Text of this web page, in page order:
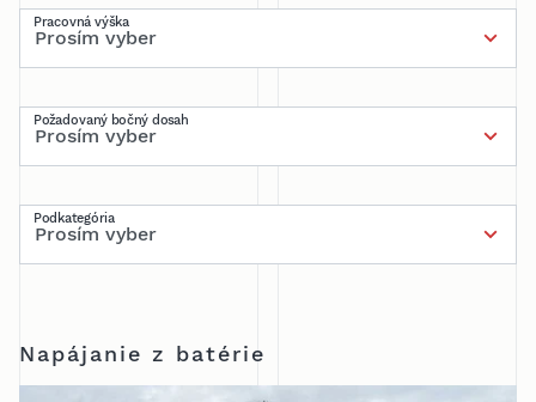
Pracovná výška
Požadovaný bočný dosah
Podkategória
Napájanie z batérie